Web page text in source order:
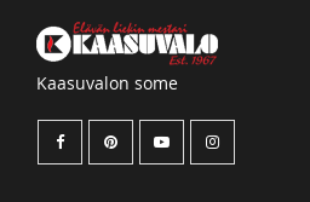
Kaasuvalon some